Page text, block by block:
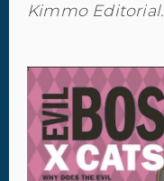
Kimmo Editorial.